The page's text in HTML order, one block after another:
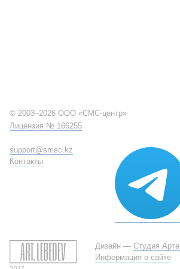
© 2003–2026 ООО «СМС-центр»
Лицензия № 166255
support@smsc.kz
Контакты
Дизайн — Студия
Информация о сайте